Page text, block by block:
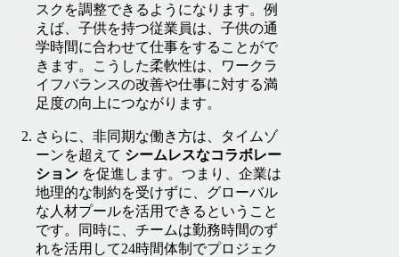
スクを調整できるようになります。例
えば、子供を持つ従業員は、子供の通
学時間に合わせて仕事をすることがで
きます。こうした柔軟性は、ワークラ
イフバランスの改善や仕事に対する満
足度の向上につながります。
さらに、非同期な働き方は、タイムゾ
ーンを超えて シームレスなコラボレー
ション を促進します。つまり、企業は
地理的な制約を受けずに、グローバル
な人材プールを活用できるということ
です。同時に、チームは勤務時間のず
れを活用して24時間体制でプロジェク